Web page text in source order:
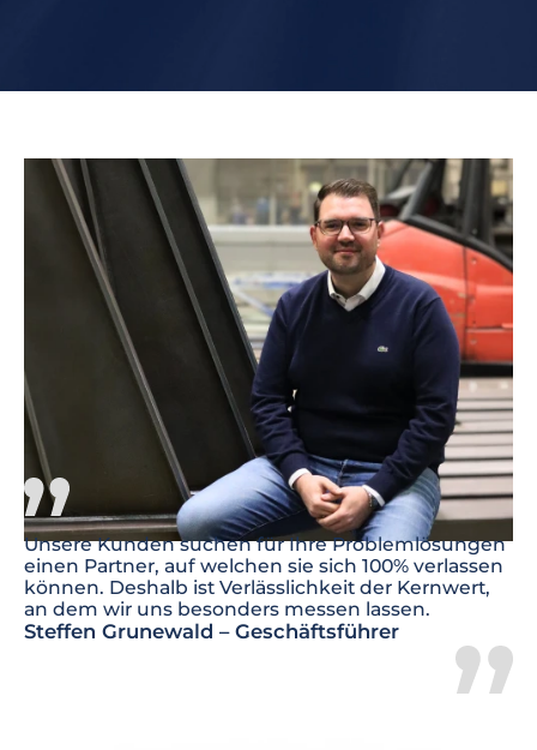
Unsere Kunden suchen für Ihre Problemlösungen
einen Partner, auf welchen sie sich 100% verlassen
können. Deshalb ist Verlässlichkeit der Kernwert,
an dem wir uns besonders messen lassen.
Steffen Grunewald – Geschäftsführer